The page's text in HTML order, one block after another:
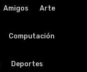
Amigos Arte
Computación
Deportes